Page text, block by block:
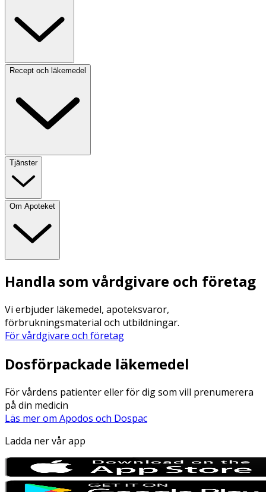
Recept och läkemedel
Tjänster
Om Apoteket
Handla som vårdgivare och företag
Vi erbjuder läkemedel, apoteksvaror,
förbrukningsmaterial och utbildningar.
För vårdgivare och företag
Dosförpackade läkemedel
För vårdens patienter eller för dig som vill prenumerera
på din medicin
Läs mer om Apodos och Dospac
Ladda ner vår app